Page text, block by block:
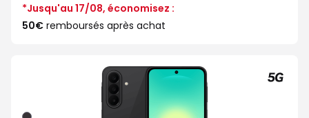
*Jusqu'au 17/08, économisez :
50€ remboursés après achat
Noir